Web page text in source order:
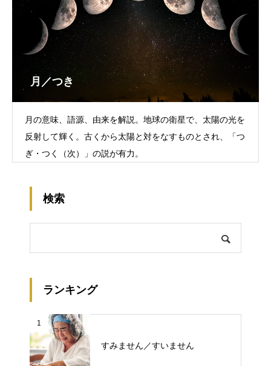
月／つき
月の意味、語源、由来を解説。地球の衛星で、太陽の光を
反射して輝く。古くから太陽と対をなすものとされ、「つ
ぎ・つく（次）」の説が有力。
検索
ランキング
1
すみません／すいません